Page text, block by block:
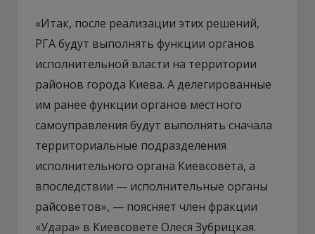
«Итак, после реализации этих решений,
РГА будут выполнять функции органов
исполнительной власти на территории
районов города Киева. А делегированные
им ранее функции органов местного
самоуправления будут выполнять сначала
территориальные подразделения
исполнительного органа Киевсовета, а
впоследствии — исполнительные органы
райсоветов», — поясняет член фракции
«Удара» в Киевсовете Олеся Зубрицкая.